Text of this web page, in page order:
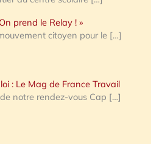
prend le Relay ! »
citoyen pour le […]
: Le Mag de France Travail
notre rendez-vous Cap […]